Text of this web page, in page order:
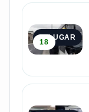
2º LUGAR
18